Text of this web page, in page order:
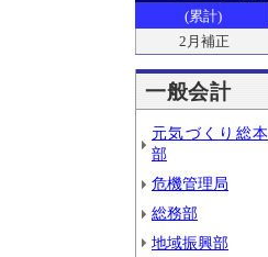
(累計)
2月補正
一般会計
元気づくり総本
部
危機管理局
総務部
地域振興部